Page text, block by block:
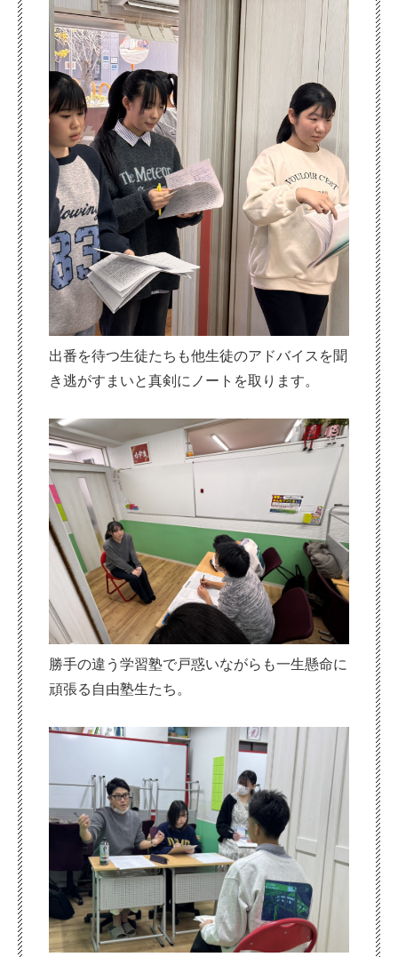
出番を待つ生徒たちも他生徒のアドバイスを聞
き逃がすまいと真剣にノートを取ります。
勝手の違う学習塾で戸惑いながらも一生懸命に
頑張る自由塾生たち。